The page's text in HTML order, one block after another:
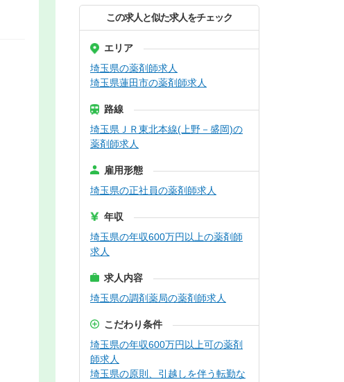
この求人と似た求人をチェック
エリア
埼玉県の薬剤師求人
埼玉県蓮田市の薬剤師求人
路線
埼玉県ＪＲ東北本線(上野－盛岡)の
薬剤師求人
雇用形態
埼玉県の正社員の薬剤師求人
年収
埼玉県の年収600万円以上の薬剤師
求人
求人内容
埼玉県の調剤薬局の薬剤師求人
こだわり条件
埼玉県の年収600万円以上可の薬剤
師求人
埼玉県の原則、引越しを伴う転勤な